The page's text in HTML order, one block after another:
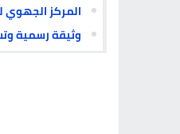
المركز الجهوي
وثيقة رسمية